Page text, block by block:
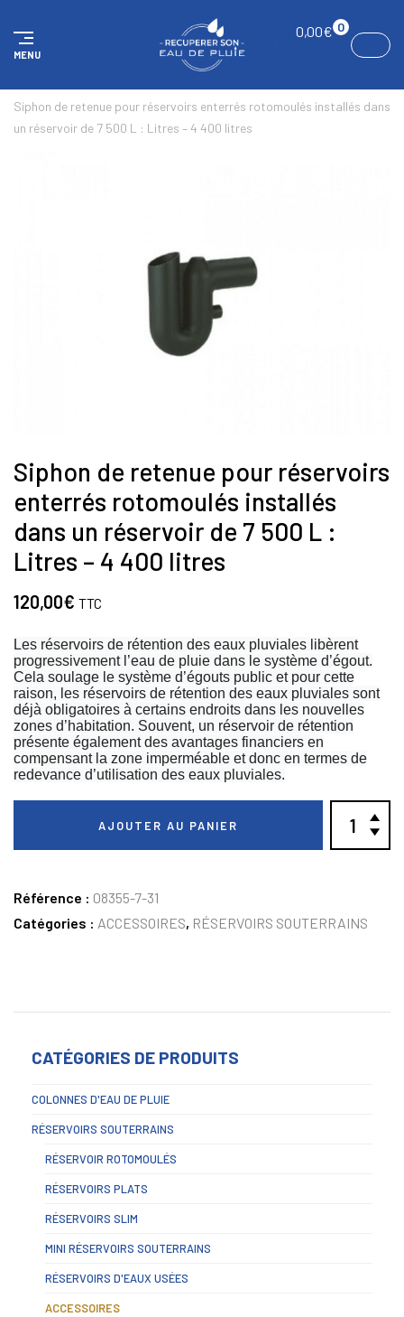
MENU
0,00€ 0
Siphon de retenue pour réservoirs enterrés rotomoulés installés dans
un réservoir de 7 500 L : Litres – 4 400 litres
Siphon de retenue pour réservoirs
enterrés rotomoulés installés
dans un réservoir de 7 500 L :
Litres – 4 400 litres
120,00€ TTC
Les réservoirs de rétention des eaux pluviales libèrent
progressivement l’eau de pluie dans le système d’égout.
Cela soulage le système d’égouts public et pour cette
raison, les réservoirs de rétention des eaux pluviales sont
déjà obligatoires à certains endroits dans les nouvelles
zones d’habitation. Souvent, un réservoir de rétention
présente également des avantages financiers en
compensant la zone imperméable et donc en termes de
redevance d’utilisation des eaux pluviales.
AJOUTER AU PANIER
Référence : 08355-7-31
Catégories : ACCESSOIRES, RÉSERVOIRS SOUTERRAINS
CATÉGORIES DE PRODUITS
COLONNES D'EAU DE PLUIE
RÉSERVOIRS SOUTERRAINS
RÉSERVOIR ROTOMOULÉS
RÉSERVOIRS PLATS
RÉSERVOIRS SLIM
MINI RÉSERVOIRS SOUTERRAINS
RÉSERVOIRS D'EAUX USÉES
ACCESSOIRES